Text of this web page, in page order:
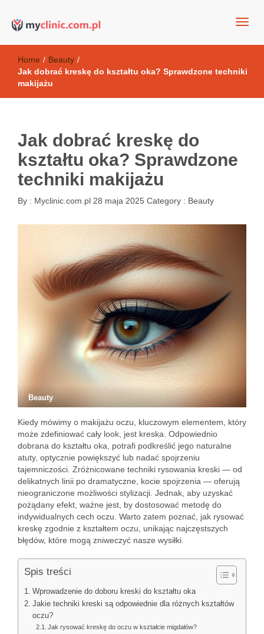
Kosmetyki antyoksydacyjne
Home / Beauty /
Jak dobrać kreskę do kształtu oka? Sprawdzone techniki
makijażu
Jak dobrać kreskę do
kształtu oka? Sprawdzone
techniki makijażu
By : Myclinic.com.pl 28 maja 2025 Category : Beauty
Beauty
Kiedy mówimy o makijażu oczu, kluczowym elementem, który
może zdefiniować cały look, jest kreska. Odpowiednio
dobrana do kształtu oka, potrafi podkreślić jego naturalne
atuty, optycznie powiększyć lub nadać spojrzeniu
tajemniczości. Zróżnicowane techniki rysowania kreski — od
delikatnych linii po dramatyczne, kocie spojrzenia — oferują
nieograniczone możliwości stylizacji. Jednak, aby uzyskać
pożądany efekt, ważne jest, by dostosować metodę do
indywidualnych cech oczu. Warto zatem poznać, jak rysować
kreskę zgodnie z kształtem oczu, unikając najczęstszych
błędów, które mogą zniweczyć nasze wysiłki.
Spis treści
Wprowadzenie do doboru kreski do kształtu oka
Jakie techniki kreski są odpowiednie dla różnych kształtów
oczu?
Jak rysować kreskę do oczu w kształcie migdałów?